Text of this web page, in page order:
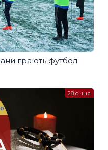
грають футбол
28 січня